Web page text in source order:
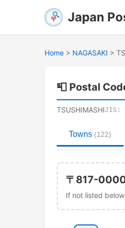
Japan
Home > NAGASAKI >
📮 Postal
TSUSHIMASHIJIS:
Towns (122)
〒 817-
If not listed